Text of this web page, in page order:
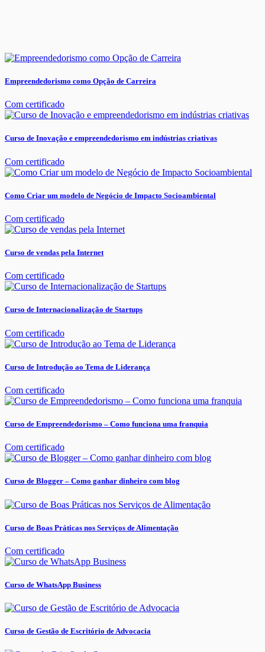
Empreendedorismo como Opção de Carreira
Com certificado
Curso de Inovação e empreendedorismo em indústrias criativas
Com certificado
Como Criar um modelo de Negócio de Impacto Socioambiental
Com certificado
Curso de vendas pela Internet
Com certificado
Curso de Internacionalização de Startups
Com certificado
Curso de Introdução ao Tema de Liderança
Com certificado
Curso de Empreendedorismo – Como funciona uma franquia
Com certificado
Curso de Blogger – Como ganhar dinheiro com blog
Curso de Boas Práticas nos Serviços de Alimentação
Com certificado
Curso de WhatsApp Business
Curso de Gestão de Escritório de Advocacia